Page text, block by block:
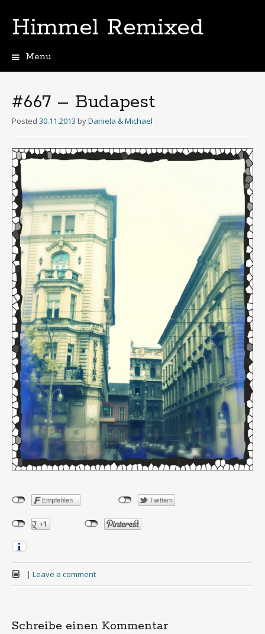
Himmel Remixed
Menu
content
#667 – Budapest
Posted 30.11.2013 byDaniela & Michael
| Leave a comment
Schreibe einen Kommentar